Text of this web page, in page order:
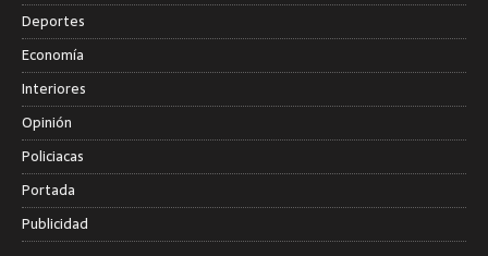
Deportes
Economía
Interiores
Opinión
Policiacas
Portada
Publicidad